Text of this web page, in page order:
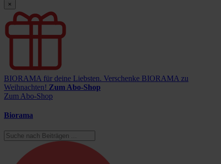
×
BIORAMA für deine Liebsten. Verschenke BIORAMA zu
Weihnachten! Zum Abo-Shop
Zum Abo-Shop
Biorama